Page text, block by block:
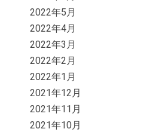
2022年5月
2022年4月
2022年3月
2022年2月
2022年1月
2021年12月
2021年11月
2021年10月